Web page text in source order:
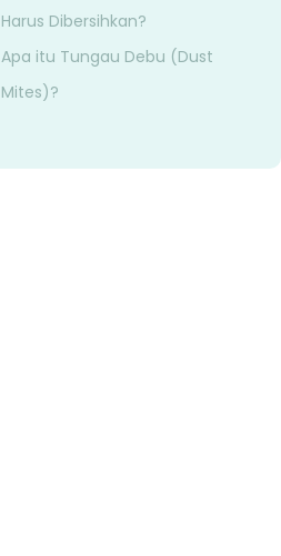
Harus Dibersihkan?
Apa itu Tungau Debu (Dust
Mites)?